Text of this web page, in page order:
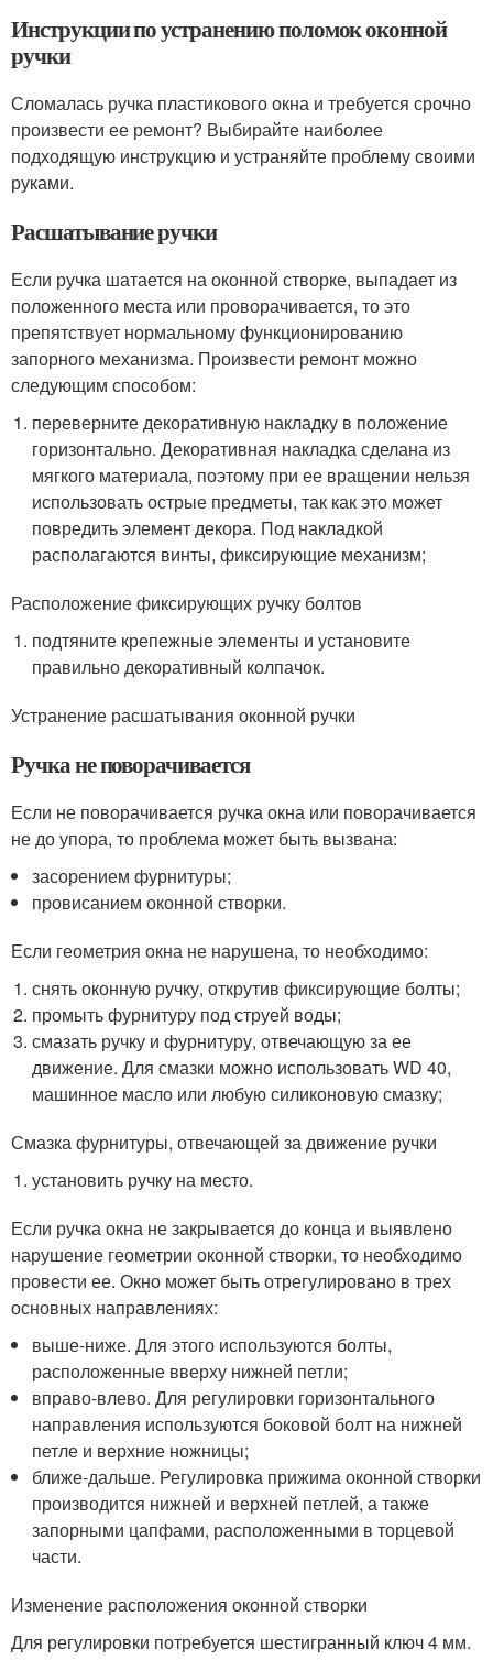
Инструкции по устранению поломок оконной
ручки
Сломалась ручка пластикового окна и требуется срочно
произвести ее ремонт? Выбирайте наиболее
подходящую инструкцию и устраняйте проблему своими
руками.
Расшатывание ручки
Если ручка шатается на оконной створке, выпадает из
положенного места или проворачивается, то это
препятствует нормальному функционированию
запорного механизма. Произвести ремонт можно
следующим способом:
переверните декоративную накладку в положение
горизонтально. Декоративная накладка сделана из
мягкого материала, поэтому при ее вращении нельзя
использовать острые предметы, так как это может
повредить элемент декора. Под накладкой
располагаются винты, фиксирующие механизм;
Расположение фиксирующих ручку болтов
подтяните крепежные элементы и установите
правильно декоративный колпачок.
Устранение расшатывания оконной ручки
Ручка не поворачивается
Если не поворачивается ручка окна или поворачивается
не до упора, то проблема может быть вызвана:
засорением фурнитуры;
провисанием оконной створки.
Если геометрия окна не нарушена, то необходимо:
снять оконную ручку, открутив фиксирующие болты;
промыть фурнитуру под струей воды;
смазать ручку и фурнитуру, отвечающую за ее
движение. Для смазки можно использовать WD 40,
машинное масло или любую силиконовую смазку;
Смазка фурнитуры, отвечающей за движение ручки
установить ручку на место.
Если ручка окна не закрывается до конца и выявлено
нарушение геометрии оконной створки, то необходимо
провести ее. Окно может быть отрегулировано в трех
основных направлениях:
выше-ниже. Для этого используются болты,
расположенные вверху нижней петли;
вправо-влево. Для регулировки горизонтального
направления используются боковой болт на нижней
петле и верхние ножницы;
ближе-дальше. Регулировка прижима оконной створки
производится нижней и верхней петлей, а также
запорными цапфами, расположенными в торцевой
части.
Изменение расположения оконной створки
Для регулировки потребуется шестигранный ключ 4 мм.